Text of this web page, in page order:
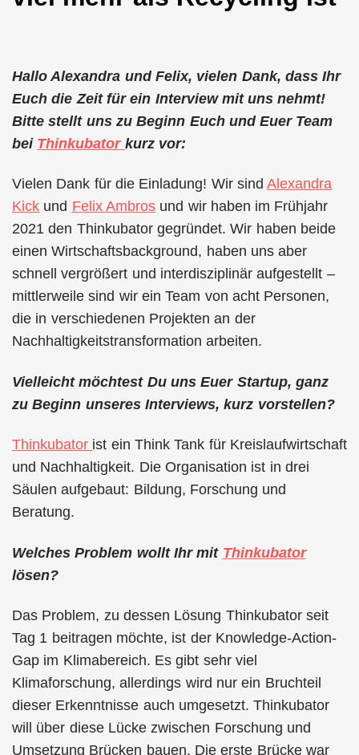
Hallo Alexandra und Felix, vielen Dank, dass Ihr
Euch die Zeit für ein Interview mit uns nehmt!
Bitte stellt uns zu Beginn Euch und Euer Team
bei Thinkubator kurz vor:
Vielen Dank für die Einladung! Wir sindAlexandra
Kick und Felix Ambrosund wir haben im Frühjahr
2021 den Thinkubator gegründet. Wir haben beide
einen Wirtschaftsbackground, haben uns aber
schnell vergrößert und interdisziplinär aufgestellt –
mittlerweile sind wir ein Team von acht Personen,
die in verschiedenen Projekten an der
Nachhaltigkeitstransformation arbeiten.
Vielleicht möchtest Du uns Euer Startup, ganz
zu Beginn unseres Interviews, kurz vorstellen?
Thinkubator ist ein Think Tank für Kreislaufwirtschaft
und Nachhaltigkeit. Die Organisation ist in drei
Säulen aufgebaut: Bildung, Forschung und
Beratung.
Welches Problem wollt Ihr mit Thinkubator
lösen?
Das Problem, zu dessen Lösung Thinkubator seit
Tag 1 beitragen möchte, ist der Knowledge-Action-
Gap im Klimabereich. Es gibt sehr viel
Klimaforschung, allerdings wird nur ein Bruchteil
dieser Erkenntnisse auch umgesetzt. Thinkubator
will über diese Lücke zwischen Forschung und
Umsetzung Brücken bauen. Die erste Brücke war